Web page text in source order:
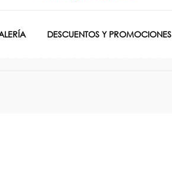
DESCUENTOS Y PROMOCIONES